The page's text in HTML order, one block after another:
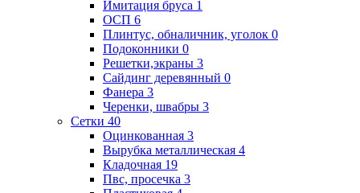
Имитация бруса 1
ОСП 6
Плинтус, обналичник, уголок 0
Подоконники 0
Решетки,экраны 3
Сайдинг деревянный 0
Фанера 3
Черенки, швабры 3
Сетки 40
Оцинкованная 3
Вырубка металлическая 4
Кладочная 19
Пвс, просечка 3